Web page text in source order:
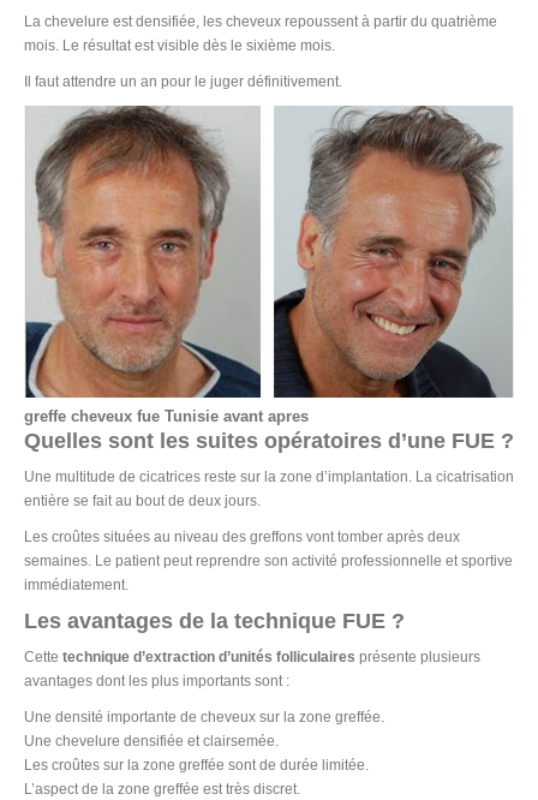
La chevelure est densifiée, les cheveux repoussent à partir du quatrième
mois. Le résultat est visible dès le sixième mois.
Il faut attendre un an pour le juger définitivement.
greffe cheveux fue Tunisie avant apres
Quelles sont les suites opératoires d’une FUE ?
Une multitude de cicatrices reste sur la zone d’implantation. La cicatrisation
entière se fait au bout de deux jours.
Les croûtes situées au niveau des greffons vont tomber après deux
semaines. Le patient peut reprendre son activité professionnelle et sportive
immédiatement.
Les avantages de la technique FUE ?
Cette technique d’extraction d’unités folliculaires présente plusieurs
avantages dont les plus importants sont :
Une densité importante de cheveux sur la zone greffée.
Une chevelure densifiée et clairsemée.
Les croûtes sur la zone greffée sont de durée limitée.
L’aspect de la zone greffée est très discret.